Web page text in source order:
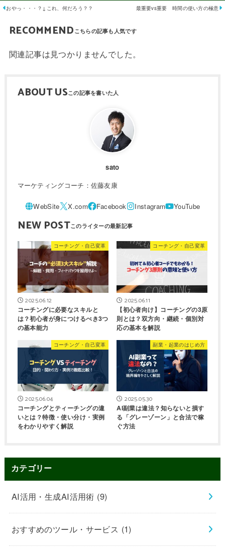
おやっ・・・？↓これ、何だろう？？ 最重要vs重要 時間の使い方の極意
RECOMMEND
関連記事は見つかりませんでした。
ABOUT US
sato
マーケティングコーチ：佐藤友康
NEW POST
コーチング・自己変革
2025.06.12
コーチングに必要なスキルと
は？初心者が身につけるべき3つ
の基本能力
コーチング・自己変革
2025.06.11
【初心者向け】コーチングの3原
則とは？双方向・継続・個別対
応の基本を解説
コーチング・自己変革
2025.06.04
コーチングとティーチングの違
いとは？特徴・使い分け・実例
をわかりやすく解説
副業・起業のはじめ方
2025.05.30
AI副業は違法？知らないと損す
る「グレーゾーン」と合法で稼
ぐ方法
カテゴリー
AI活用・生成AI活用術 (9)
おすすめのツール・サービス (1)